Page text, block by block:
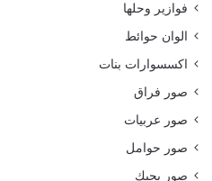
فوازير وحلها
الوان حوائط
اكسسوارات بنات
صور فراق
صور عربيات
صور حوامل
صور بحبك